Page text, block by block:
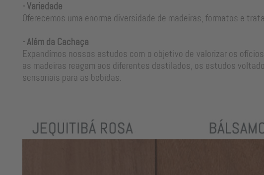
- Variedade
Oferecemos uma enorme diversidade de madeiras, formatos e
- Além da Cachaça
Expandímos nossos estudos com o objetivo de valorizar os
as madeiras reagem aos diferentes destilados, os estudos
sensoriais para as bebidas.